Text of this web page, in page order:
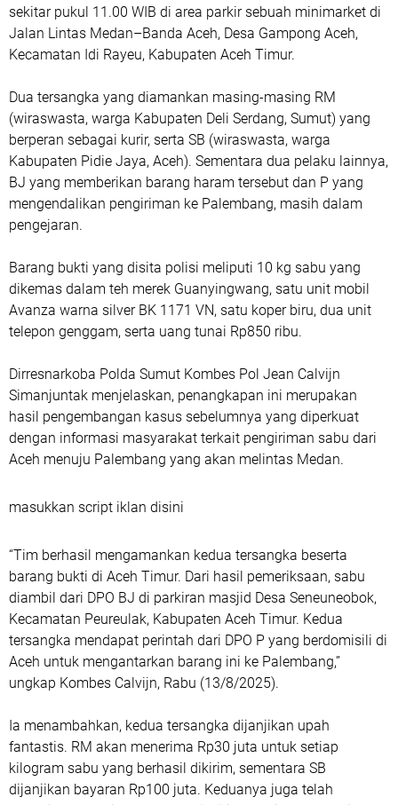
sekitar pukul 11.00 WIB di area parkir sebuah minimarket di
Jalan Lintas Medan–Banda Aceh, Desa Gampong Aceh,
Kecamatan Idi Rayeu, Kabupaten Aceh Timur.
Dua tersangka yang diamankan masing-masing RM
(wiraswasta, warga Kabupaten Deli Serdang, Sumut) yang
berperan sebagai kurir, serta SB (wiraswasta, warga
Kabupaten Pidie Jaya, Aceh). Sementara dua pelaku lainnya,
BJ yang memberikan barang haram tersebut dan P yang
mengendalikan pengiriman ke Palembang, masih dalam
pengejaran.
Barang bukti yang disita polisi meliputi 10 kg sabu yang
dikemas dalam teh merek Guanyingwang, satu unit mobil
Avanza warna silver BK 1171 VN, satu koper biru, dua unit
telepon genggam, serta uang tunai Rp850 ribu.
Dirresnarkoba Polda Sumut Kombes Pol Jean Calvijn
Simanjuntak menjelaskan, penangkapan ini merupakan
hasil pengembangan kasus sebelumnya yang diperkuat
dengan informasi masyarakat terkait pengiriman sabu dari
Aceh menuju Palembang yang akan melintas Medan.
masukkan script iklan disini
“Tim berhasil mengamankan kedua tersangka beserta
barang bukti di Aceh Timur. Dari hasil pemeriksaan, sabu
diambil dari DPO BJ di parkiran masjid Desa Seneuneobok,
Kecamatan Peureulak, Kabupaten Aceh Timur. Kedua
tersangka mendapat perintah dari DPO P yang berdomisili di
Aceh untuk mengantarkan barang ini ke Palembang,”
ungkap Kombes Calvijn, Rabu (13/8/2025).
Ia menambahkan, kedua tersangka dijanjikan upah
fantastis. RM akan menerima Rp30 juta untuk setiap
kilogram sabu yang berhasil dikirim, sementara SB
dijanjikan bayaran Rp100 juta. Keduanya juga telah